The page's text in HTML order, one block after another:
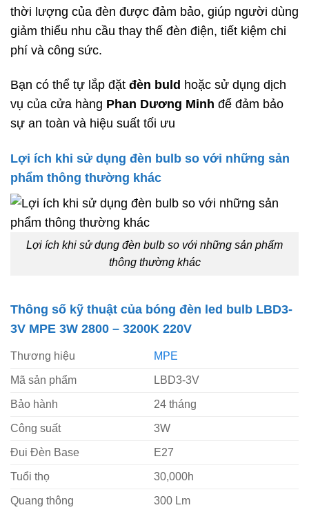
thời lượng của đèn được đảm bảo, giúp người dùng
giảm thiểu nhu cầu thay thế đèn điện, tiết kiệm chi
phí và công sức.
Bạn có thể tự lắp đặt đèn buld hoặc sử dụng dịch
vụ của cửa hàng Phan Dương Minh để đảm bảo
sự an toàn và hiệu suất tối ưu
Lợi ích khi sử dụng đèn bulb so với những sản
phẩm thông thường khác
Lợi ích khi sử dụng đèn bulb so với những sản phẩm
thông thường khác
Thông số kỹ thuật của bóng đèn led bulb LBD3-
3V MPE 3W 2800 – 3200K 220V
Thương hiệu MPE
Mã sản phẩm LBD3-3V
Bảo hành 24 tháng
Công suất 3W
Đui Đèn Base E27
Tuổi thọ 30,000h
Quang thông 300 Lm